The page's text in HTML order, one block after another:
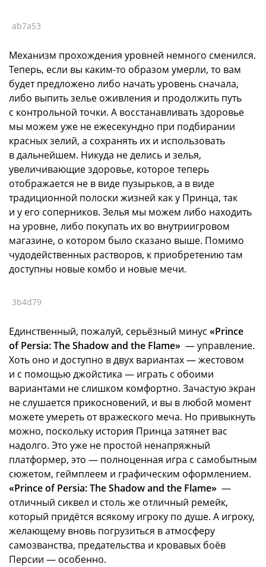
ab7a53
Механизм прохождения уровней немного сменился.
Теперь, если вы каким-то образом умерли, то вам
будет предложено либо начать уровень сначала,
либо выпить зелье оживления и продолжить путь
с контрольной точки. А восстанавливать здоровье
мы можем уже не ежесекундно при подбирании
красных зелий, а сохранять их и использовать
в дальнейшем. Никуда не делись и зелья,
увеличивающие здоровье, которое теперь
отображается не в виде пузырьков, а в виде
традиционной полоски жизней как у Принца, так
и у его соперников. Зелья мы можем либо находить
на уровне, либо покупать их во внутриигровом
магазине, о котором было сказано выше. Помимо
чудодейственных растворов, к приобретению там
доступны новые комбо и новые мечи.
3b4d79
Единственный, пожалуй, серьёзный минус «Prince
of Persia: The Shadow and the Flame» — управление.
Хоть оно и доступно в двух вариантах — жестовом
и с помощью джойстика — играть с обоими
вариантами не слишком комфортно. Зачастую экран
не слушается прикосновений, и вы в любой момент
можете умереть от вражеского меча. Но привыкнуть
можно, поскольку история Принца затянет вас
надолго. Это уже не простой ненапряжный
платформер, это — полноценная игра с самобытным
сюжетом, геймплеем и графическим оформлением.
«Prince of Persia: The Shadow and the Flame» —
отличный сиквел и столь же отличный ремейк,
который придётся всякому игроку по душе. А игроку,
желающему вновь погрузиться в атмосферу
самозванства, предательства и кровавых боёв
Персии — особенно.